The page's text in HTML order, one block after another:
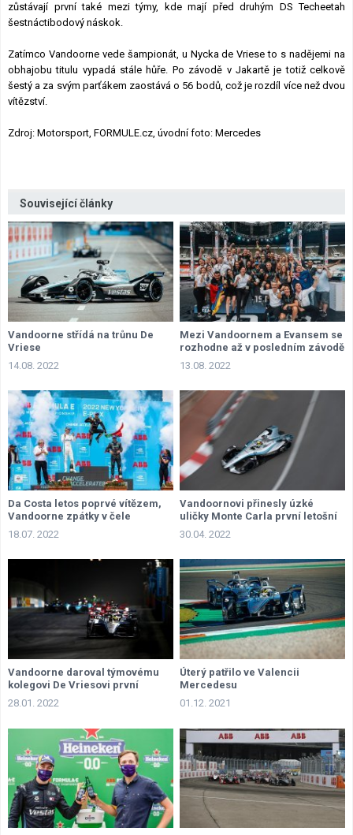
zůstávají první také mezi týmy, kde mají před druhým DS Techeetah
šestnáctibodový náskok.
Zatímco Vandoorne vede šampionát, u Nycka de Vriese to s nadějemi na
obhajobu titulu vypadá stále hůře. Po závodě v Jakartě je totiž celkově
šestý a za svým parťákem zaostává o 56 bodů, což je rozdíl více než dvou
vítězství.
Zdroj: Motorsport, FORMULE.cz, úvodní foto: Mercedes
Související články
Vandoorne střídá na trůnu De
Vriese
14.08. 2022
Mezi Vandoornem a Evansem se
rozhodne až v posledním závodě
13.08. 2022
Da Costa letos poprvé vítězem,
Vandoorne zpátky v čele
18.07. 2022
Vandoornovi přinesly úzké
uličky Monte Carla první letošní
triumf
30.04. 2022
Vandoorne daroval týmovému
kolegovi De Vriesovi první
vítězství sezony
28.01. 2022
Úterý patřilo ve Valencii
Mercedesu
01.12. 2021